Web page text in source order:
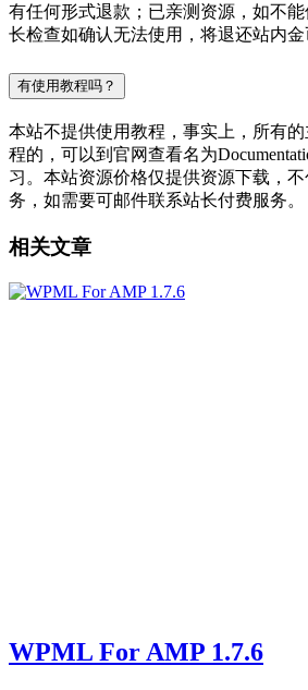
有任何形式退款；已亲测资源，如不
长检查如确认无法使用，将退还站内金
有使用教程吗？
本站不提供使用教程，事实上，所有
程的，可以到官网查看名为
习。本站资源价格仅提供资源下载，
务，如需要可邮件联系站长付费服务。
相关文章
WPML For AMP 1.7.6